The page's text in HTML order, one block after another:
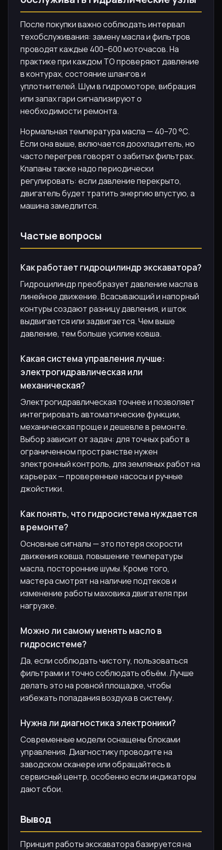
После покупки важно соблюдать интервал
техобслуживания: замену масла и фильтров
проводят каждые 400–600 моточасов. На
практике при каждом ТО проверяют давление
в контурах, состояние шлангов и
уплотнителей. Шум в гидромоторе, вибрация
или запах гари сигнализируют о
необходимости ремонта.
Нормальная температура масла — 40–70 °C.
Если она выше, включается доохладитель, но
часто перегрев говорят о забитых фильтрах.
Клапаны также надо периодически
регулировать: если давление перекрыто,
двигатель будет тратить энергию впустую, а
машина замедлится.
Частые вопросы
Как работает гидроцилиндр экскаватора?
Гидроцилиндр преобразует давление масла в
линейное движение. Всасывающий и напорный
контуры создают разницу давления, и шток
выдвигается или задвигается. Чем выше
давление, тем больше усилие ковша.
Какая система управления лучше:
электрогидравлическая или
механическая?
Электрогидравлическая точнее и позволяет
интегрировать автоматические функции,
механическая проще и дешевле в ремонте.
Выбор зависит от задач: для точных работ в
ограниченном пространстве нужен
электронный контроль, для земляных работ на
карьерах — проверенные насосы и ручные
джойстики.
Как понять, что гидросистема нуждается
в ремонте?
Основные сигналы — это потеря скорости
движения ковша, повышение температуры
масла, посторонние шумы. Кроме того,
мастера смотрят на наличие подтеков и
изменение работы маховика двигателя при
нагрузке.
Можно ли самому менять масло в
гидросистеме?
Да, если соблюдать чистоту, пользоваться
фильтрами и точно соблюдать объём. Лучше
делать это на ровной площадке, чтобы
избежать попадания воздуха в систему.
Нужна ли диагностика электроники?
Современные модели оснащены блоками
управления. Диагностику проводите на
заводском сканере или обращайтесь в
сервисный центр, особенно если индикаторы
дают сбои.
Вывод
Принцип работы экскаватора базируется на